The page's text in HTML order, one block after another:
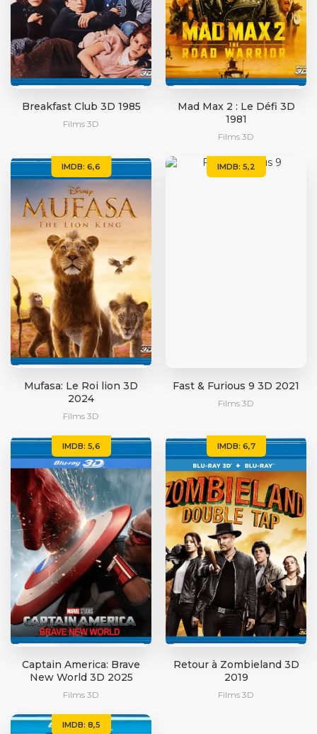
Breakfast Club 3D 1985
Films 3D
Mad Max 2 : Le Défi 3D
1981
Films 3D
IMDB: 6,6
Mufasa: Le Roi lion 3D
2024
Films 3D
IMDB: 5,2
Fast & Furious 9 3D 2021
Films 3D
IMDB: 5,6
Captain America: Brave
New World 3D 2025
Films 3D
IMDB: 6,7
Retour à Zombieland 3D
2019
Films 3D
IMDB: 8,5